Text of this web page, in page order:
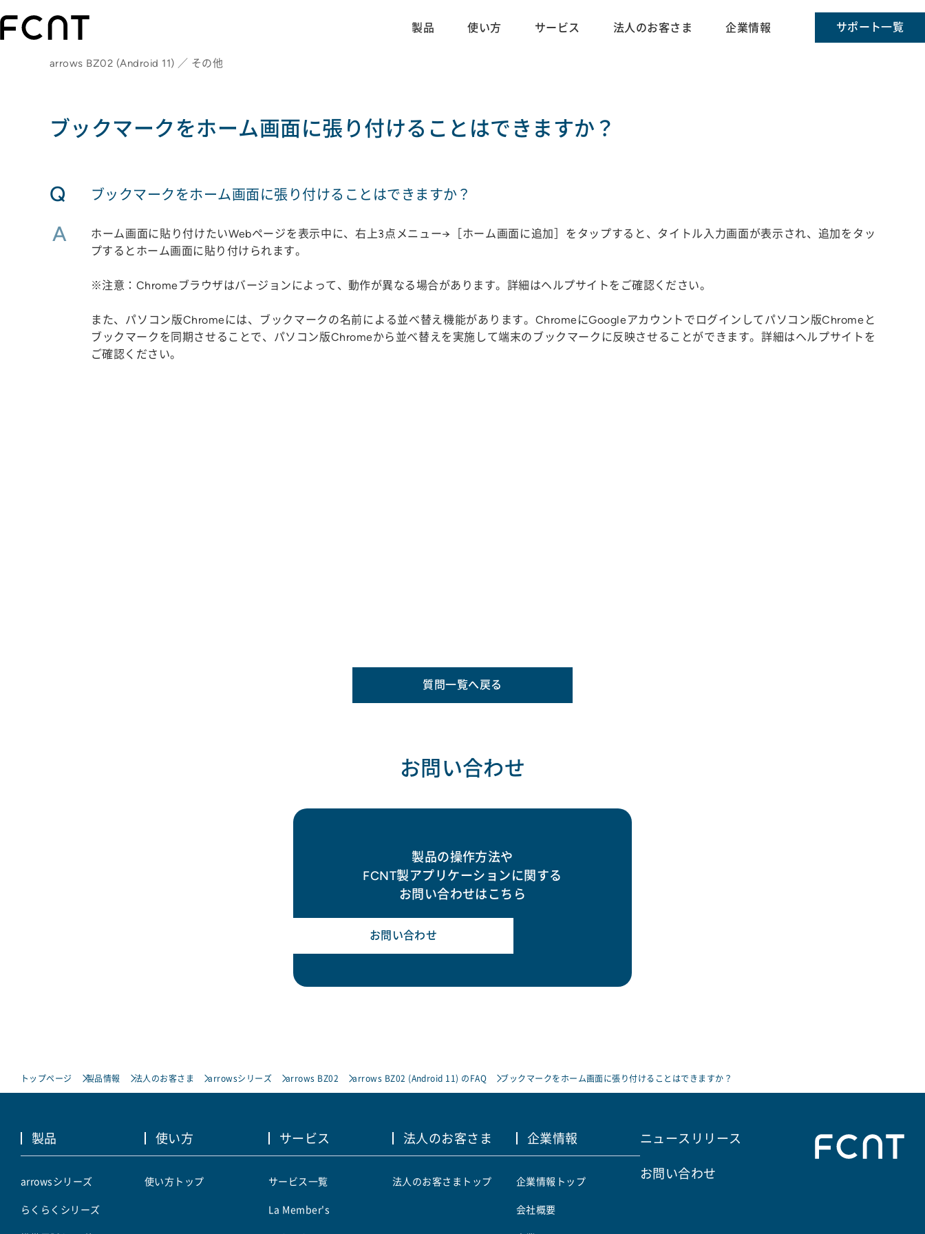
製品 使い方 サービス 法人のお客さま 企業情報 サポート一覧
arrows BZ02 (Android 11) ／ その他
ブックマークをホーム画面に張り付けることはできますか？
Q ブックマークをホーム画面に張り付けることはできますか？
A
ホーム画面に貼り付けたいWebページを表示中に、右上3点メニュー→［ホーム画面に追加］をタップすると、タイトル入力画面が表示され、追加をタッ
プするとホーム画面に貼り付けられます。
※注意：Chromeブラウザはバージョンによって、動作が異なる場合があります。詳細はヘルプサイトをご確認ください。
また、パソコン版Chromeには、ブックマークの名前による並べ替え機能があります。ChromeにGoogleアカウントでログインしてパソコン版Chromeと
ブックマークを同期させることで、パソコン版Chromeから並べ替えを実施して端末のブックマークに反映させることができます。詳細はヘルプサイト を
ご確認ください。
質問一覧へ戻る
お問い合わせ
製品の操作方法や
FCNT製アプリケーションに関する
お問い合わせはこちら
お問い合わせ
トップページ 製品情報 法人のお客さま arrowsシリーズ arrows BZ02 arrows BZ02 (Android 11) のFAQ ブックマークをホーム画面に張り付けることはできますか？
製品
arrowsシリーズ
らくらくシリーズ
使い方
使い方トップ
サービス
サービス一覧
La Member's
法人のお客さま
法人のお客さまトップ
企業情報
企業情報トップ
会社概要
ニュースリリース
お問い合わせ